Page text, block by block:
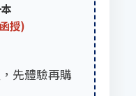
授)
先體驗再購